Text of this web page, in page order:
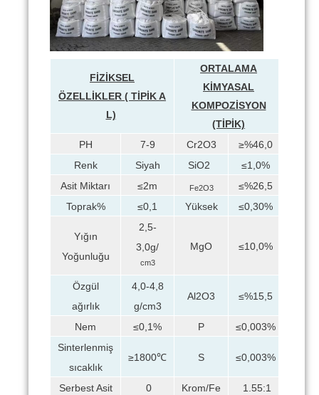
FİZİKSEL
ÖZELLİKLER ( TİPİKA
L)
ORTALAMA
KİMYASAL
KOMPOZİSYON
(TİPİK)
PH
7-9 Cr2O3
≥%46,0
Renk
Siyah SiO2
≤1,0%
Asit Miktarı
≤2m Fe2O3
≤%26,5
Toprak%
≤0,1 Yüksek ≤0,30%
Yığın
Yoğunluğu
2,5-
3,0g/
cm3
MgO ≤10,0%
Özgül
ağırlık
4,0-4,8
g/cm3
Al2O3 ≤%15,5
Nem ≤0,1% P
≤0,003%
Sinterlenmiş
sıcaklık
≥1800℃ S ≤0,003%
Serbest Asit 0 Krom/Fe
1.55:1